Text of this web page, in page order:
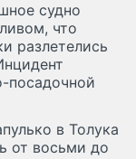
судно
что
разлетелись
посадочной
в Толука
от восьми до